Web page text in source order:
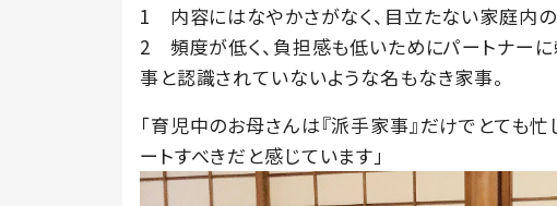
1 内容にはなやかさがなく、目立たない家庭内の
2 頻度が低く、負担感も低いためにパートナーに
事と認識されていないような名もなき家事。
「育児中のお母さんは『派手家事』だけでとても
ートすべきだと感じています」